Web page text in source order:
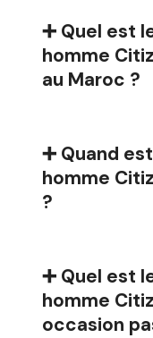
➕ Quel est
homme
au Maroc ?
➕ Quand
homme
?
➕ Quel est
homme
occasion